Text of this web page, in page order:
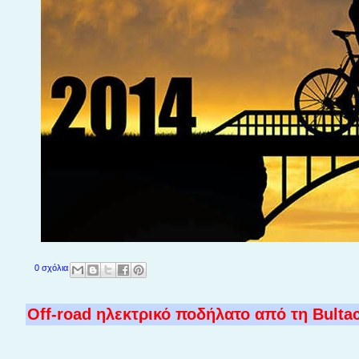
0 σχόλια
Off-road ηλεκτρικό ποδήλατο από τη